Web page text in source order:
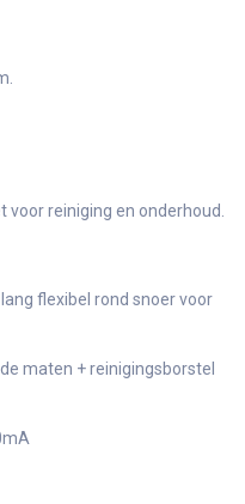
reiniging en onderhoud.
flexibel rond snoer voor
maten + reinigingsborstel